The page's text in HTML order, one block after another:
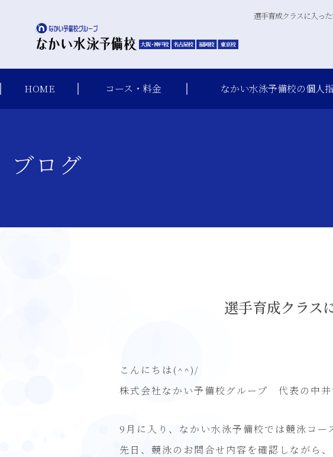
選手育成クラスに入っ
HOME コース・料金 なかい水泳予備校の個人
ブログ
選手育成クラス
こんにちは(^^)/
株式会社なかい予備校グループ 代表の中井
9月に入り、なかい水泳予備校では競泳コー
先日、競泳のお問合せ内容を確認しながら